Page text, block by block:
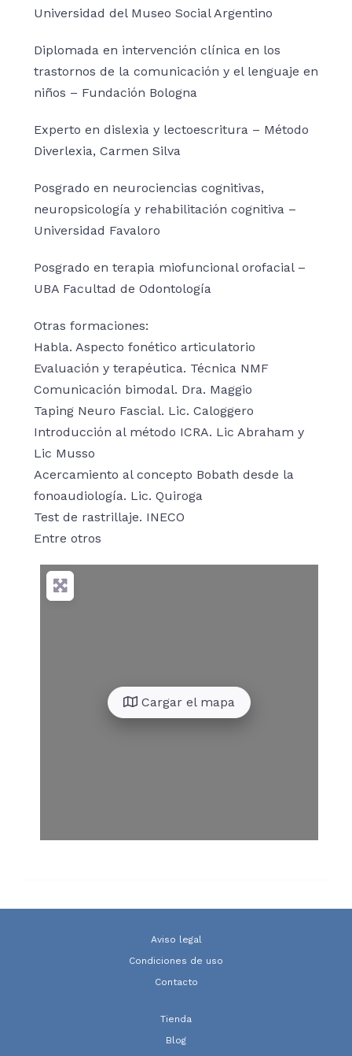
Universidad del Museo Social Argentino
Diplomada en intervención clínica en los
trastornos de la comunicación y el lenguaje en
niños – Fundación Bologna
Experto en dislexia y lectoescritura – Método
Diverlexia, Carmen Silva
Posgrado en neurociencias cognitivas,
neuropsicología y rehabilitación cognitiva –
Universidad Favaloro
Posgrado en terapia miofuncional orofacial –
UBA Facultad de Odontología
Otras formaciones:
Habla. Aspecto fonético articulatorio
Evaluación y terapéutica. Técnica NMF
Comunicación bimodal. Dra. Maggio
Taping Neuro Fascial. Lic. Caloggero
Introducción al método ICRA. Lic Abraham y
Lic Musso
Acercamiento al concepto Bobath desde la
fonoaudiología. Lic. Quiroga
Test de rastrillaje. INECO
Entre otros
Cargar el mapa
Aviso legal
Condiciones de uso
Contacto
Tienda
Blog